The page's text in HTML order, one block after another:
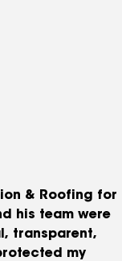
& Roofing for
his team were
transparent,
my